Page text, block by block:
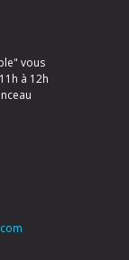
vous
à 12h